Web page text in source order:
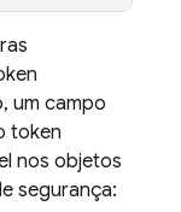
um campo
token
nos objetos
segurança: